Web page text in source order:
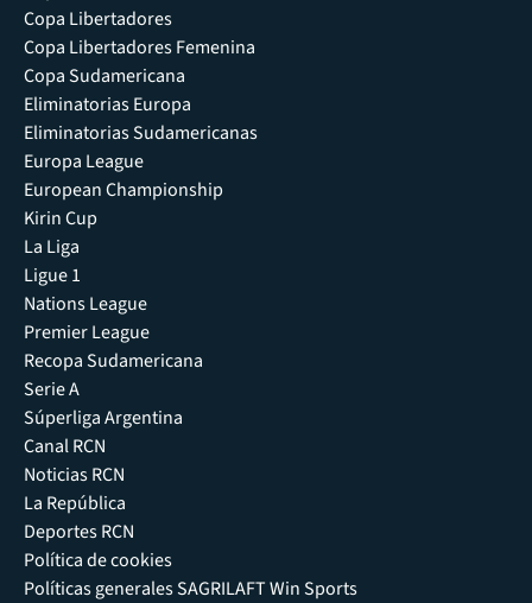
Copa Libertadores
Copa Libertadores Femenina
Copa Sudamericana
Eliminatorias Europa
Eliminatorias Sudamericanas
Europa League
European Championship
Kirin Cup
La Liga
Ligue 1
Nations League
Premier League
Recopa Sudamericana
Serie A
Súperliga Argentina
Canal RCN
Noticias RCN
La República
Deportes RCN
Política de cookies
Políticas generales SAGRILAFT Win Sports